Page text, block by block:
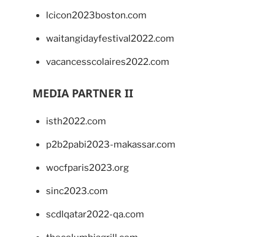
lcicon2023boston.com
waitangidayfestival2022.com
vacancesscolaires2022.com
MEDIA PARTNER II
isth2022.com
p2b2pabi2023-makassar.com
wocfparis2023.org
sinc2023.com
scdlqatar2022-qa.com